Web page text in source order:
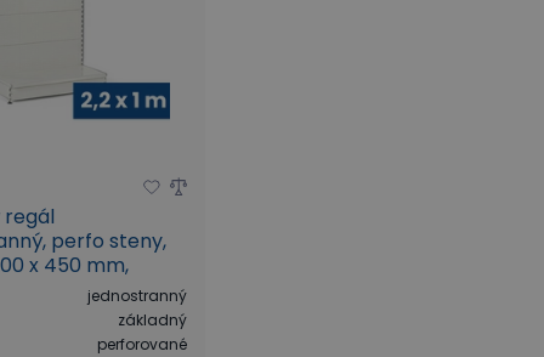
regál
perfo steny,
x 450 mm,
jednostranný
základný
perforované